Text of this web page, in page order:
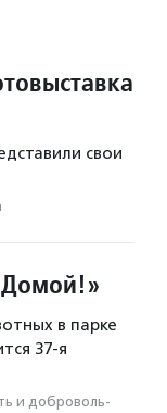
свои
в парке
37-я
и доброволь­